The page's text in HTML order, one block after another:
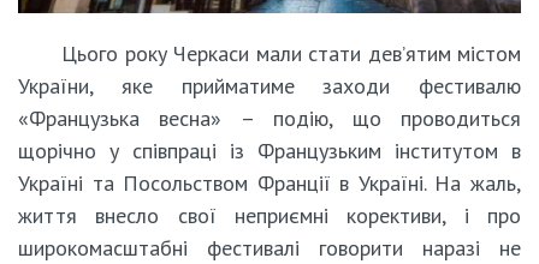
Цього року Черкаси мали стати дев’ятим містом
України, яке прийматиме заходи фестивалю
«Французька весна» – подію, що проводиться
щорічно у співпраці із Французьким інститутом в
Україні та Посольством Франції в Україні. На жаль,
життя внесло свої неприємні корективи, і про
широкомасштабні фестивалі говорити наразі не